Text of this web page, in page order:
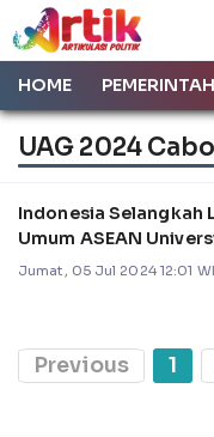
HOME
UAG 2024
Indonesia Selangkah
Umum ASEAN
Jumat, 05 Jul 2024 12:01
Previous 1